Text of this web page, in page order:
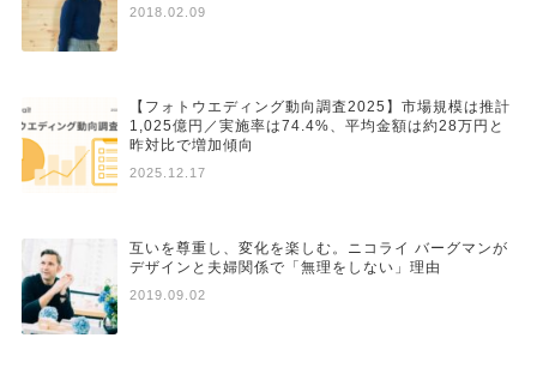
2018.02.09
【フォトウエディング動向調査2025】市場規模は推計
1,025億円／実施率は74.4%、平均金額は約28万円と
昨対比で増加傾向
2025.12.17
互いを尊重し、変化を楽しむ。ニコライ バーグマンが
デザインと夫婦関係で「無理をしない」理由
2019.09.02